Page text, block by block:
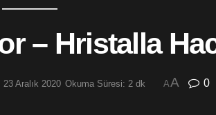
– Hristalla
23 Aralık 2020 Okuma Süresi: 2 dk AA 0